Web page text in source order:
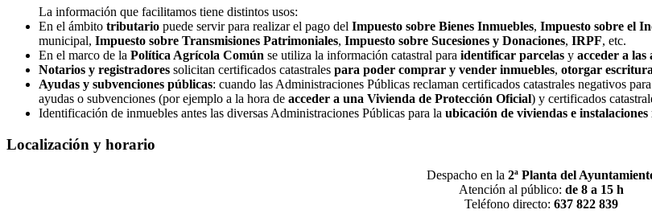
La información que facilitamos tiene distintos usos:
En el ámbito tributario puede servir para realizar el pago del Impuesto sobre Bienes Inmuebles, Impuesto sobre el
municipal, Impuesto sobre Transmisiones Patrimoniales, Impuesto sobre Sucesiones y Donaciones, IRPF, etc.
En el marco de la Política Agrícola Común se utiliza la información catastral para identificar parcelas y acceder a las
Notarios y registradores solicitan certificados catastrales para poder comprar y vender inmuebles, otorgar
Ayudas y subvenciones públicas: cuando las Administraciones Públicas reclaman certificados catastrales negativos
ayudas o subvenciones (por ejemplo a la hora de acceder a una Vivienda de Protección Oficial) y certificados
Identificación de inmuebles antes las diversas Administraciones Públicas para la ubicación de viviendas e
Localización y horario
Despacho en la 2ª Planta del
Atención al público: de 8 a 15 h
Teléfono directo: 637 822 839